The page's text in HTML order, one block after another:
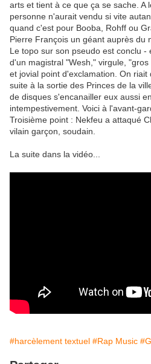
arts et tient à ce que ça se sache. A
personne n'aurait vendu si vite
quand c'est pour Booba, Rohff ou
Pierre François un géant auprès du
Le topo sur son pseudo est conclu -
d'un magistral "Wesh," virgule,
et jovial point d'exclamation. On riait
suite à la sortie des Princes de la
de disques s'encanailler eux aussi
intempestivement. Voici à l'avant-
Troisième point : Nekfeu a attaqué
vilain garçon, soudain.
La suite dans la vidéo...
#harcèlement textuel #Rap Music